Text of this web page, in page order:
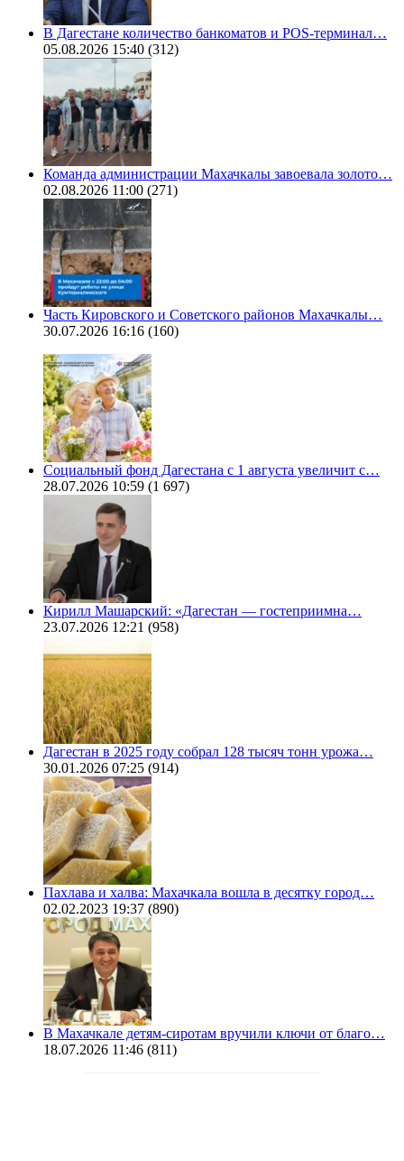
В Дагестане количество банкоматов и POS-терминал…
05.08.2026 15:40 (312)
Команда администрации Махачкалы завоевала золото…
02.08.2026 11:00 (271)
Часть Кировского и Советского районов Махачкалы…
30.07.2026 16:16 (160)
Социальный фонд Дагестана с 1 августа увеличит с…
28.07.2026 10:59 (1 697)
Кирилл Машарский: «Дагестан — гостеприимна…
23.07.2026 12:21 (958)
Дагестан в 2025 году собрал 128 тысяч тонн урожа…
30.01.2026 07:25 (914)
Пахлава и халва: Махачкала вошла в десятку город…
02.02.2023 19:37 (890)
В Махачкале детям-сиротам вручили ключи от благо…
18.07.2026 11:46 (811)